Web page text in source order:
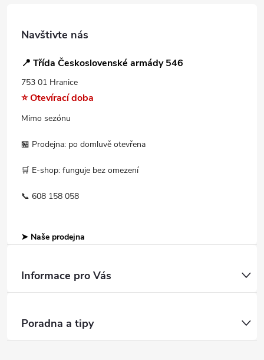
Navštivte nás
📍 Třída Československé armády 546
753 01 Hranice
⭐ Otevírací doba
Mimo sezónu
🏪 Prodejna: po domluvě otevřena
🛒 E-shop: funguje bez omezení
📞 608 158 058
➤ Naše prodejna
Informace pro Vás
Poradna a tipy